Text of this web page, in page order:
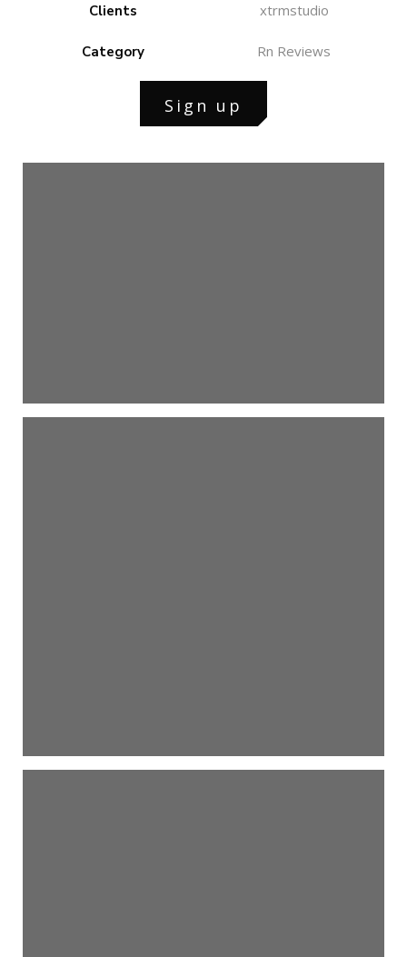
Clients xtrmstudio
Category Rn Reviews
Sign up